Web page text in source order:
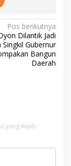
Pos berikutnya
Dilantik Jadi
Singkil Gubernur
Bangun
Daerah
yang wajib